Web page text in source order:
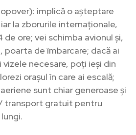
implică o așteptare
la zborurile internaționale,
ore; vei schimba avionul și,
poarta de îmbarcare; dacă ai
necesare, poți ieși din
orașul în care ai escală;
sunt chiar generoase și
transport gratuit pentru